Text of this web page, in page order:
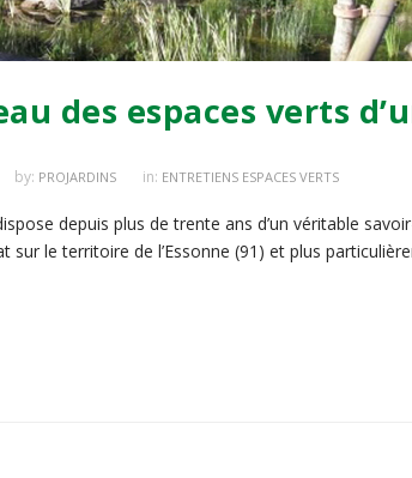
des espaces verts
by: PROJARDINS in: ENTRETIENS ESPACES VERTS
depuis plus de trente ans d’un véritable
sur le territoire de l’Essonne (91) et plus